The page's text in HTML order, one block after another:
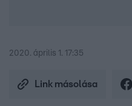
2020. április 1. 17:35
Link másolása